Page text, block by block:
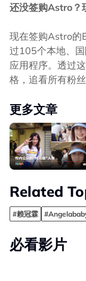
还没签购Astro？
现在签购Astro的
过105个本地、
应用程序。透过
格，追看所有粉
更多文章
Related
#赖冠霖
必看影片